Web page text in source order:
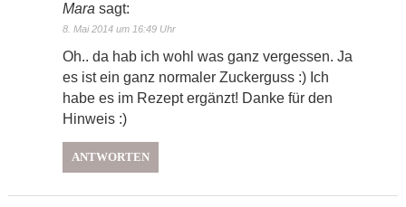
Mara sagt:
8. Mai 2014 um 16:49 Uhr
Oh.. da hab ich wohl was ganz vergessen. Ja
es ist ein ganz normaler Zuckerguss :) Ich
habe es im Rezept ergänzt! Danke für den
Hinweis :)
ANTWORTEN